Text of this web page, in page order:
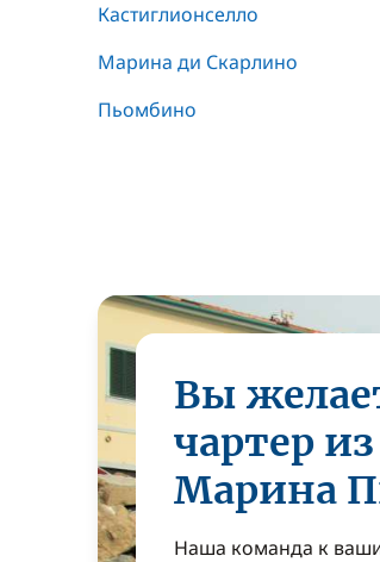
Кастиглионселло
Марина ди Скарлино
Пьомбино
Вы
чартер
Марина
Наша команда к